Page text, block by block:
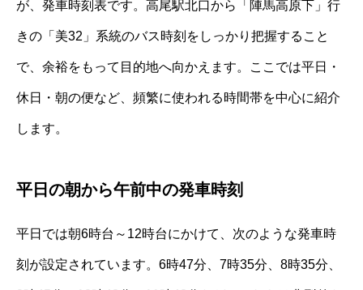
が、発車時刻表です。高尾駅北口から「陣馬高原下」行
きの「美32」系統のバス時刻をしっかり把握すること
で、余裕をもって目的地へ向かえます。ここでは平日・
休日・朝の便など、頻繁に使われる時間帯を中心に紹介
します。
平日の朝から午前中の発車時刻
平日では朝6時台～12時台にかけて、次のような発車時
刻が設定されています。6時47分、7時35分、8時35分、